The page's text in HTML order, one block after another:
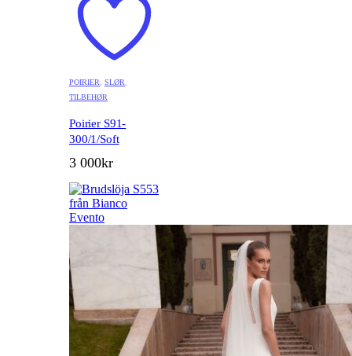
POIRIER SLØR
TILBEHØR
Poirier S91-
300/1/Soft
3 000kr